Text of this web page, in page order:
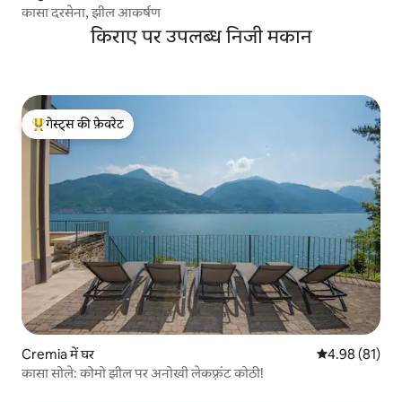
कासा दरसेना, झील आकर्षण
किराए पर उपलब्ध निजी मकान
गेस्ट्स का टॉप फ़ेवरेट
गेस्ट्स की फ़ेवरेट
Cremia में घर औसत रेटिंग 5 में
4.98 (81)
कासा सोले: कोमो झील पर अनोखी लेकफ़्रंट कोठी!